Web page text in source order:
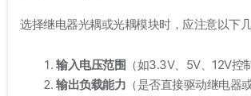
选择继电器光耦或光耦模块时，应注意以下几
输入电压范围 （如3.3V、5V、12V控
输出负载能力 （是否直接驱动继电器